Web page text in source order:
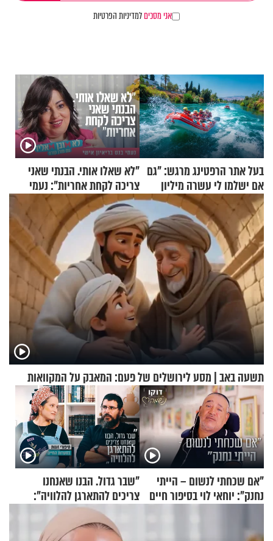
אני מסכיםלמדיניות הפרטיות
בעל אתר הרפטינג מרגש: "גם
אם ישלמו לי עשרה מיליון
שקלים - לא אפתח בשבת"
"לא שאלו אותי. הבנתי שאני
צריכה לקחת אחריות": נעמי
בנט בריאיון אישי
תשעה באב | מסע לירושלים של פעם: המאבק על המקוואות
"אם שכחתי לנשום – הייתי
נחנק": יוחאי לוי בסיפור חיים
"שבר גדול. הבנו שאנחנו
צריכים להתארגן להלוויה":
זוגיות במבחן, הפעם עם מרים
וגד דנינו